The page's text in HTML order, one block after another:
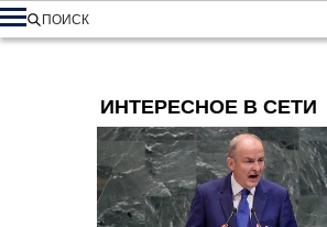
ПОИСК